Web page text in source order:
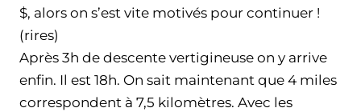
$, alors on s’est vite motivés pour continuer !
(rires)
Après 3h de descente vertigineuse on y arrive
enfin. Il est 18h. On sait maintenant que 4 miles
correspondent à 7,5 kilomètres. Avec les